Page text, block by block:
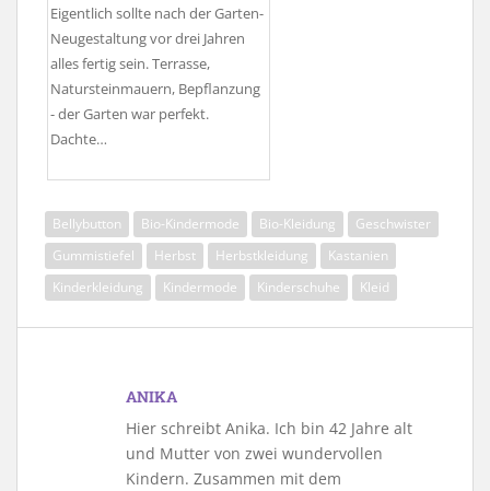
Eigentlich sollte nach der Garten-
Neugestaltung vor drei Jahren
alles fertig sein. Terrasse,
Natursteinmauern, Bepflanzung
- der Garten war perfekt.
Dachte…
Bellybutton Bio-Kindermode Bio-Kleidung
Geschwister
Gummistiefel
Herbst Herbstkleidung
Kastanien
Kinderkleidung
Kindermode Kinderschuhe Kleid
ANIKA
Hier schreibt Anika. Ich bin 42 Jahre alt
und Mutter von zwei wundervollen
Kindern. Zusammen mit dem